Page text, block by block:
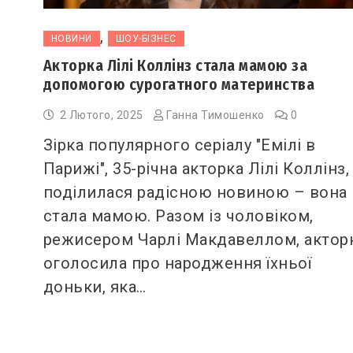
НОВИНИ , ШОУ-БІЗНЕС
Акторка Лілі Коллінз стала мамою за
допомогою сурогатного материнства
2 Лютого, 2025 Ганна Тимошенко 0
Зірка популярного серіалу "Емілі в
Парижі", 35-річна акторка Лілі Коллінз,
поділилася радісною новиною – вона
стала мамою. Разом із чоловіком,
режисером Чарлі Макдавеллом,
оголосила про народження їхньої
доньки, яка…